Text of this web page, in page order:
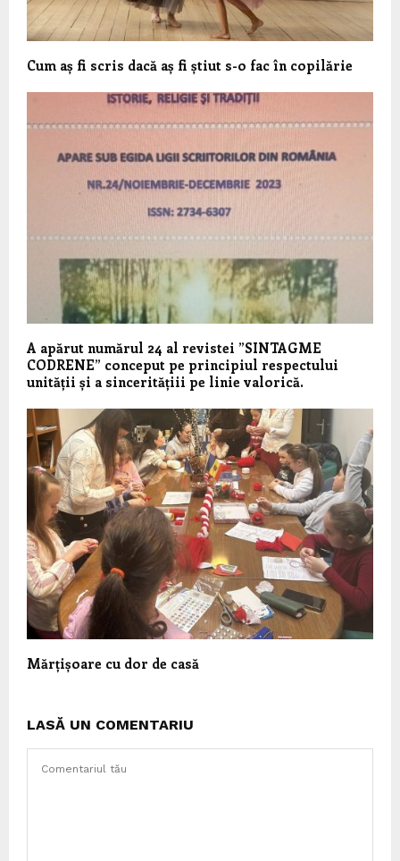
Cum aș fi scris dacă aș fi știut s-o fac în copilărie
A apărut numărul 24 al revistei ”SINTAGME
CODRENE” conceput pe principiul respectului
unității și a sinceritățiii pe linie valorică.
Mărțișoare cu dor de casă
LASĂ UN COMENTARIU